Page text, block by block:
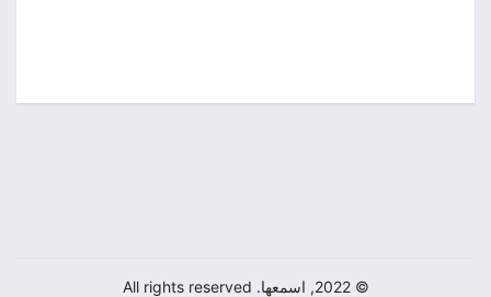
© 2022, اسمعها. All rights reserved